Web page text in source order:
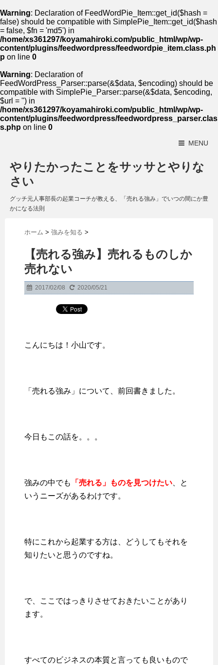
Warning: Declaration of FeedWordPie_Item::get_id($hash =
false) should be compatible with SimplePie_Item::get_id($hash
= false, $fn = 'md5') in
/home/xs361297/koyamahiroki.com/public_html/wp/wp-
content/plugins/feedwordpress/feedwordpie_item.class.ph
p on line 0
Warning: Declaration of
FeedWordPress_Parser::parse(&$data, $encoding) should be
compatible with SimplePie_Parser::parse(&$data, $encoding,
$url = '') in
/home/xs361297/koyamahiroki.com/public_html/wp/wp-
content/plugins/feedwordpress/feedwordpress_parser.clas
s.php on line 0
MENU
やりたかったことをサッサとやりな
さい
グッチ元人事部長の起業コーチが教える、「売れる強み」でいつの間にか豊
かになる法則
ホーム > 強みを知る >
【売れる強み】売れるものしか
売れない
2017/02/08 2020/05/21
こんにちは！小山です。
「売れる強み」について、前回書きました。
今日もこの話を。。。
強みの中でも 「売れる」ものを見つけたい 、と
いうニーズがあるわけです。
特にこれから起業する方は、どうしてもそれを
知りたいと思うのですね。
で、ここではっきりさせておきたいことがあり
ます。
すべてのビジネスの本質と言っても良いもので